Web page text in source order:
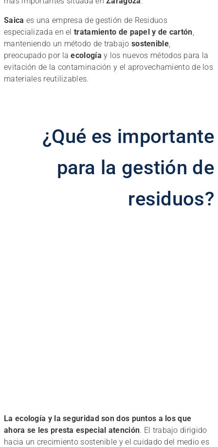
Saica es una empresa de gestión de Residuos
especializada en eltratamiento de papel y de cartón,
manteniendo un método de trabajo sostenible,
preocupado por laecología y los nuevos métodos para la
evitación de la contaminación y el aprovechamiento de los
materiales reutilizables.
¿Qué es importante
para la gestión de
residuos?
La ecología y la seguridad son dos puntos a los que
ahora se les presta especial atención. El trabajo dirigido
hacia un crecimiento sostenible y el cuidado del medio es